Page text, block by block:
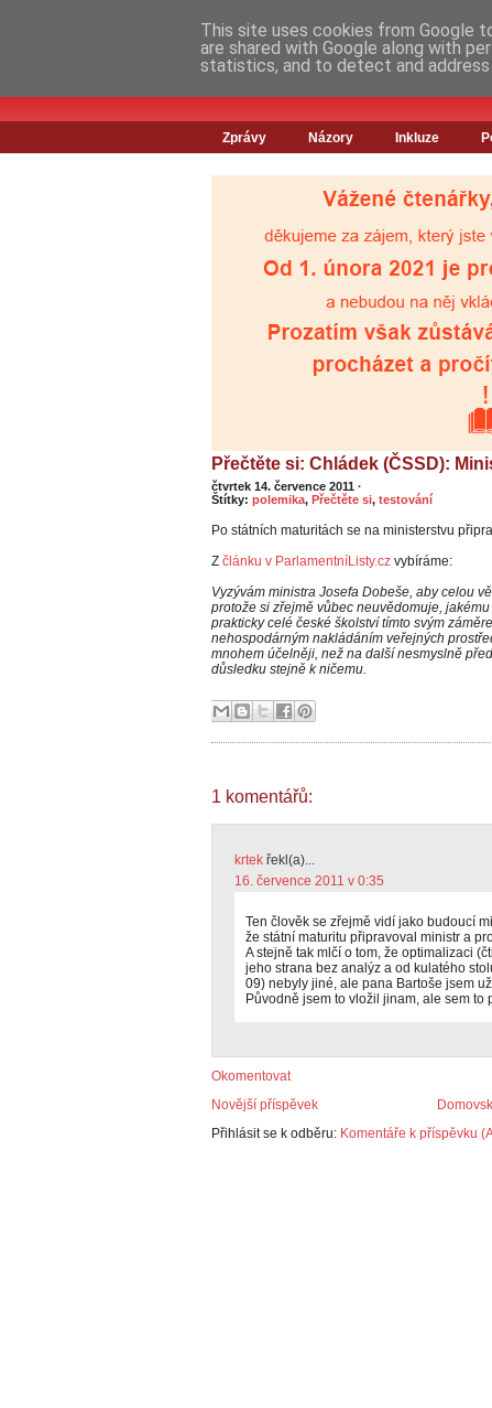
Zprávy Názory Inkluze
Přečtěte si: Chládek (ČSSD):
čtvrtek 14. července 2011 ·
Štítky: polemika, Přečtěte si, testování
Po státních maturitách se na ministerstvu
Z článku v ParlamentníListy.cz vybíráme:
Vyzývám ministra Josefa Dobeše, aby celou
protože si zřejmě vůbec neuvědomuje,
prakticky celé české školství tímto svým
nehospodárným nakládáním veřejných
mnohem účelněji, než na další nesmyslně
důsledku stejně k ničemu.
1 komentářů:
krtek řekl(a)...
16. července 2011 v 0:35
Ten člověk se zřejmě vidí jako budoucí
že státní maturitu připravoval ministr a
A stejně tak mlčí o tom, že optimalizaci
jeho strana bez analýz a od kulatého
09) nebyly jiné, ale pana Bartoše jsem
Původně jsem to vložil jinam, ale sem to
Okomentovat
Novější příspěvek
Přihlásit se k odběru: Komentáře k příspěvku
This site uses cookies from Google
are shared with Google along with
statistics, and to detect and address